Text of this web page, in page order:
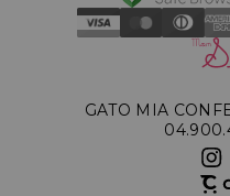
GATO MIA